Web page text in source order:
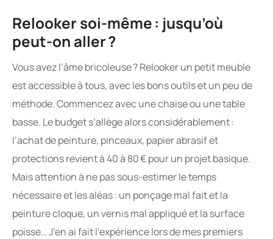
Relooker soi-même : jusqu’où
peut-on aller ?
Vous avez l’âme bricoleuse ? Relooker un petit meuble
est accessible à tous, avec les bons outils et un peu de
méthode. Commencez avec une chaise ou une table
basse. Le budget s’allège alors considérablement :
l’achat de peinture, pinceaux, papier abrasif et
protections revient à 40 à 80 € pour un projet basique.
Mais attention à ne pas sous-estimer le temps
nécessaire et les aléas : un ponçage mal fait et la
peinture cloque, un vernis mal appliqué et la surface
poisse… J’en ai fait l’expérience lors de mes premiers